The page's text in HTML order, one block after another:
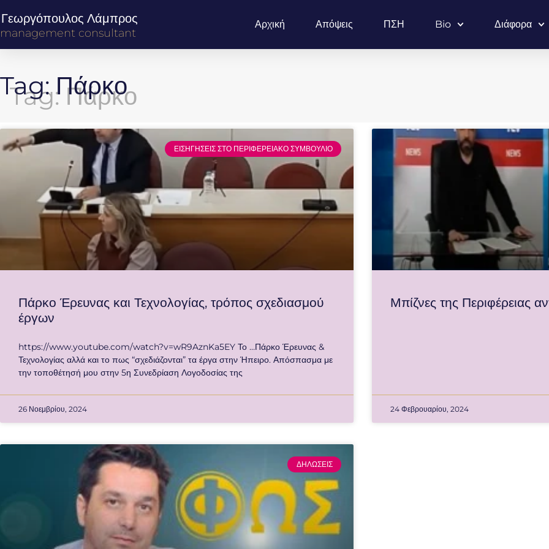
Γεωργόπουλος Λάμπρος
management consultant
Αρχική Απόψεις ΠΣΗ Bio Διάφορα
Tag: Πάρκο
ΕΙΣΗΓΗΣΕΙΣ ΣΤΟ ΠΕΡΙΦΕΡΕΙΑΚΟ ΣΥΜΒΟΥΛΙΟ
Πάρκο Έρευνας και Τεχνολογίας, τρόπος σχεδιασμού
έργων
https://www.youtube.com/watch?v=wR9AznKa5EY Το …Πάρκο Έρευνας &
Τεχνολογίας αλλά και το πως “σχεδιάζονται” τα έργα στην Ήπειρο. Απόσπασμα με
την τοποθέτησή μου στην 5η Συνεδρίαση Λογοδοσίας της
26 Νοεμβρίου, 2024
Μπίζνες της Περιφέρειας
24 Φεβρουαρίου, 2024
ΔΗΛΩΣΕΙΣ